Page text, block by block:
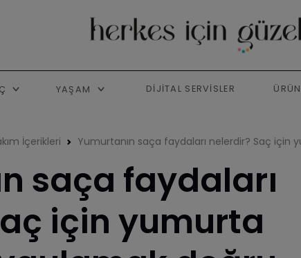
YAŞAM DIJITAL SERVISLER
İçerikleri Yumurtanın saça faydaları nelerdir? Saç
saça faydaları
için yumurta